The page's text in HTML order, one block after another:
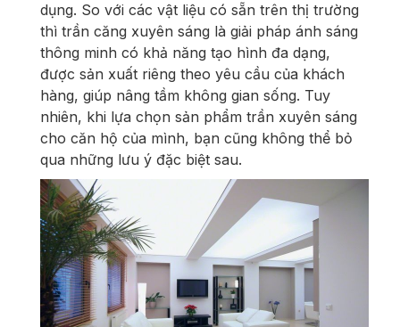
dụng. So với các vật liệu có sẵn trên thị trường
thì trần căng xuyên sáng là giải pháp ánh sáng
thông minh có khả năng tạo hình đa dạng,
được sản xuất riêng theo yêu cầu của khách
hàng, giúp nâng tầm không gian sống. Tuy
nhiên, khi lựa chọn sản phẩm trần xuyên sáng
cho căn hộ của mình, bạn cũng không thể bỏ
qua những lưu ý đặc biệt sau.